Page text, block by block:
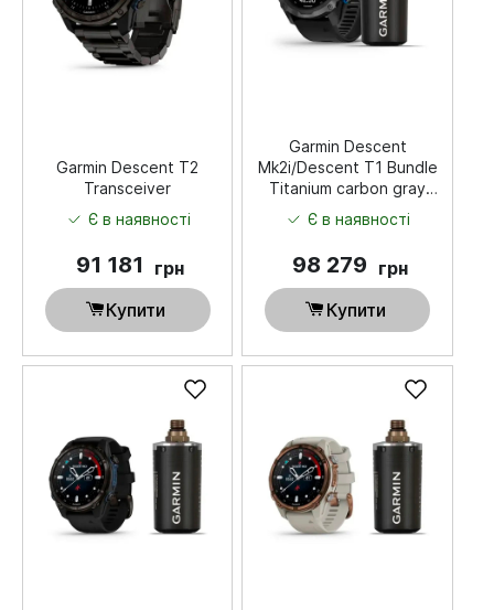
Garmin Descent T2
Transceiver
Є в наявності
91 181
грн
Купити
Garmin Descent
Mk2i/Descent T1 Bundle
Titanium carbon gray
DLC with black silicone
band
Є в наявності
98 279 грн
Купити